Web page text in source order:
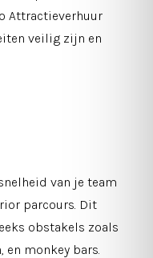
Attractieverhuur
veilig zijn en
van je team
parcours. Dit
obstakels zoals
monkey bars.